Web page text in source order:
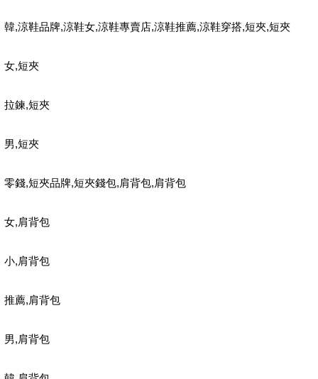
韓,涼鞋品牌,涼鞋女,涼鞋專賣店,涼鞋推薦,涼鞋穿搭,短夾,短夾
女,短夾
拉鍊,短夾
男,短夾
零錢,短夾品牌,短夾錢包,肩背包,肩背包
女,肩背包
小,肩背包
推薦,肩背包
男,肩背包